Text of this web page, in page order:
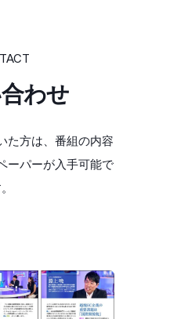
わせ
た方は、番組の内容
ーパーが入手可能で